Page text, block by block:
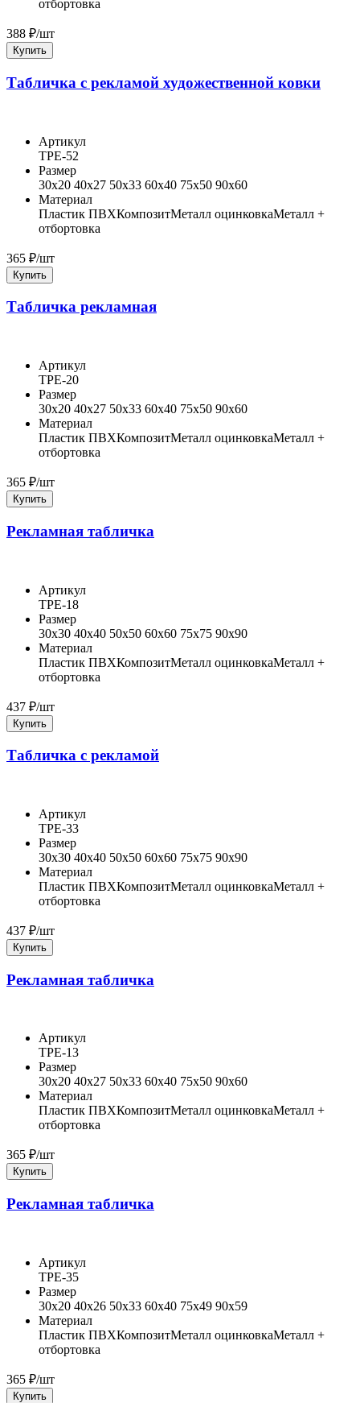
отбортовка
388 ₽/шт
Купить
Табличка с рекламой художественной ковки
Артикул
ТРЕ-52
Размер
30x20 40x27 50x33 60x40 75x50 90x60
Материал
Пластик ПВХКомпозитМеталл оцинковкаМеталл +
отбортовка
365 ₽/шт
Купить
Табличка рекламная
Артикул
ТРЕ-20
Размер
30x20 40x27 50x33 60x40 75x50 90x60
Материал
Пластик ПВХКомпозитМеталл оцинковкаМеталл +
отбортовка
365 ₽/шт
Купить
Рекламная табличка
Артикул
ТРЕ-18
Размер
30x30 40x40 50x50 60x60 75x75 90x90
Материал
Пластик ПВХКомпозитМеталл оцинковкаМеталл +
отбортовка
437 ₽/шт
Купить
Табличка с рекламой
Артикул
ТРЕ-33
Размер
30x30 40x40 50x50 60x60 75x75 90x90
Материал
Пластик ПВХКомпозитМеталл оцинковкаМеталл +
отбортовка
437 ₽/шт
Купить
Рекламная табличка
Артикул
ТРЕ-13
Размер
30x20 40x27 50x33 60x40 75x50 90x60
Материал
Пластик ПВХКомпозитМеталл оцинковкаМеталл +
отбортовка
365 ₽/шт
Купить
Рекламная табличка
Артикул
ТРЕ-35
Размер
30x20 40x26 50x33 60x40 75x49 90x59
Материал
Пластик ПВХКомпозитМеталл оцинковкаМеталл +
отбортовка
365 ₽/шт
Купить